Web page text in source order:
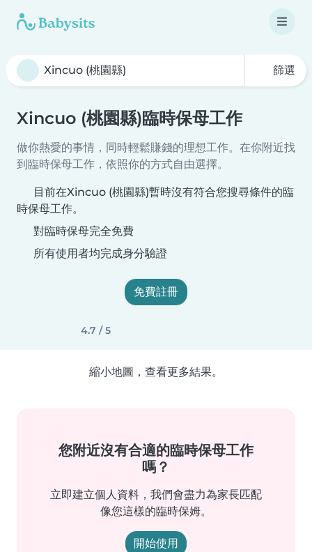
篩選
Xincuo (桃園縣)臨時保母工作
做你熱愛的事情，同時輕鬆賺錢的理想工作。在你附近找
到臨時保母工作，依照你的方式自由選擇。
目前在Xincuo (桃園縣)暫時沒有符合您搜尋條件的臨
時保母工作。
對臨時保母完全免費
所有使用者均完成身分驗證
免費註冊
4.7 / 5
縮小地圖，查看更多結果。
您附近沒有合適的臨時保母工作
嗎？
立即建立個人資料，我們會盡力為家長匹配
像您這樣的臨時保姆。
開始使用